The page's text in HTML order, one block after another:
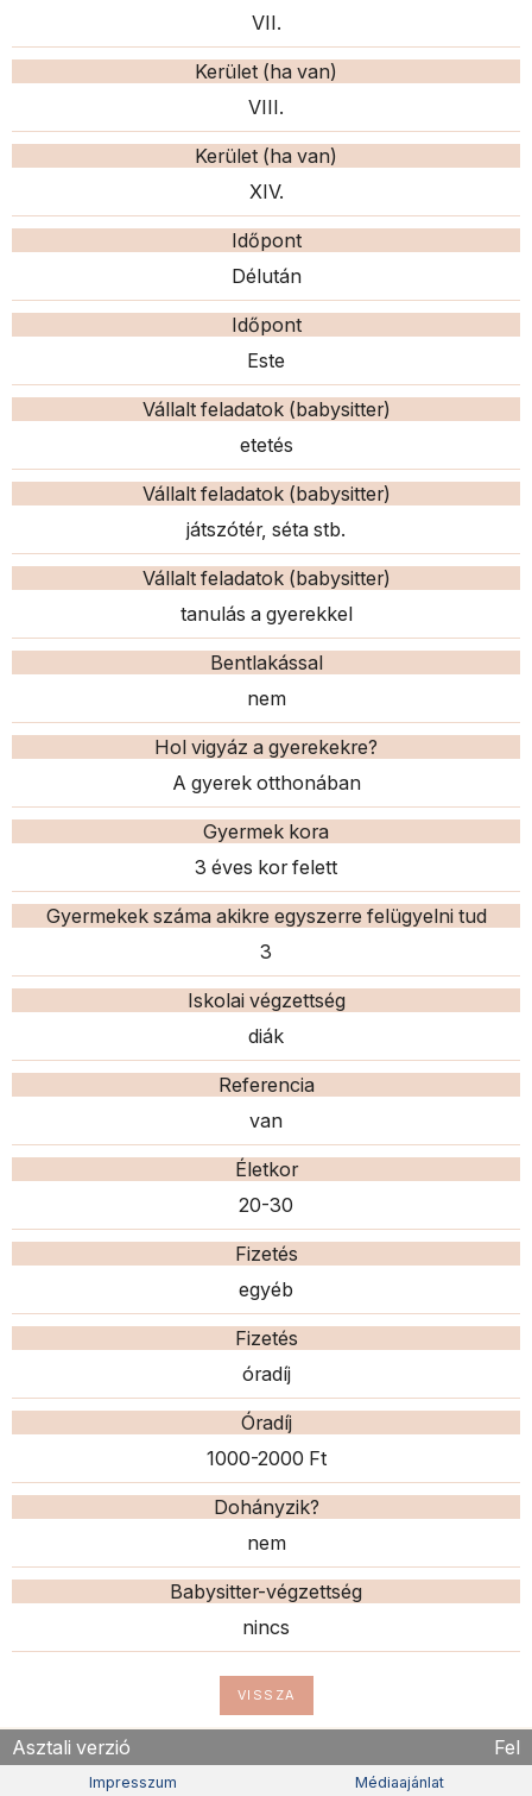
VII.
Kerület (ha van)
VIII.
Kerület (ha van)
XIV.
Időpont
Délután
Időpont
Este
Vállalt feladatok (babysitter)
etetés
Vállalt feladatok (babysitter)
játszótér, séta stb.
Vállalt feladatok (babysitter)
tanulás a gyerekkel
Bentlakással
nem
Hol vigyáz a gyerekekre?
A gyerek otthonában
Gyermek kora
3 éves kor felett
Gyermekek száma akikre egyszerre felügyelni tud
3
Iskolai végzettség
diák
Referencia
van
Életkor
20-30
Fizetés
egyéb
Fizetés
óradíj
Óradíj
1000-2000 Ft
Dohányzik?
nem
Babysitter-végzettség
nincs
VISSZA
Asztali verzió Fel
Impresszum Médiaajánlat